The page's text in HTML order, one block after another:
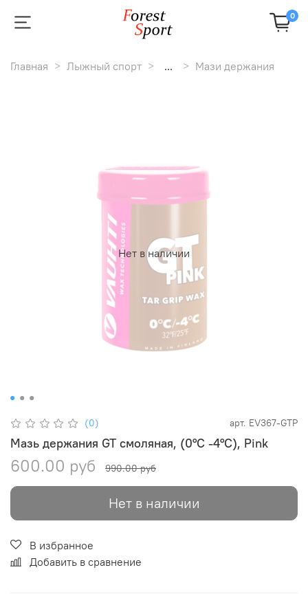
0
Главная Лыжный спорт ... Мази держания
Нет в наличии
(0) арт. EV367-GTP
Мазь держания GT смоляная, (0°С -4°С), Pink
600.00 руб 990.00 руб
Нет в наличии
В избранное
Добавить в сравнение